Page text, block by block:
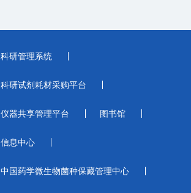
科研管理系统
科研试剂耗材采购平台
仪器共享管理平台 图书馆
信息中心
中国药学微生物菌种保藏管理中心